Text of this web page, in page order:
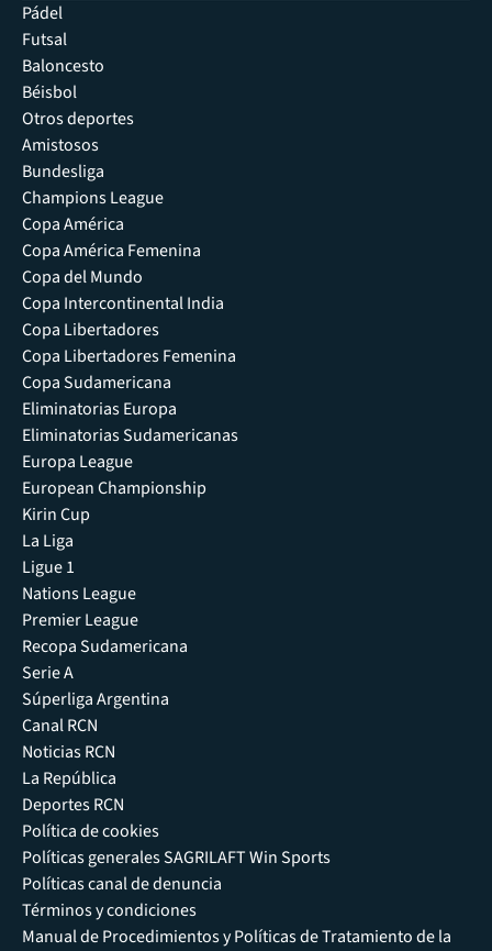
Pádel
Futsal
Baloncesto
Béisbol
Otros deportes
Amistosos
Bundesliga
Champions League
Copa América
Copa América Femenina
Copa del Mundo
Copa Intercontinental India
Copa Libertadores
Copa Libertadores Femenina
Copa Sudamericana
Eliminatorias Europa
Eliminatorias Sudamericanas
Europa League
European Championship
Kirin Cup
La Liga
Ligue 1
Nations League
Premier League
Recopa Sudamericana
Serie A
Súperliga Argentina
Canal RCN
Noticias RCN
La República
Deportes RCN
Política de cookies
Políticas generales SAGRILAFT Win Sports
Políticas canal de denuncia
Términos y condiciones
Manual de Procedimientos y Políticas de Tratamiento de la